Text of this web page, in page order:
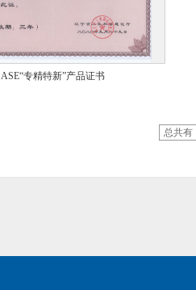
ASE“专精特新”产品证书
总共有